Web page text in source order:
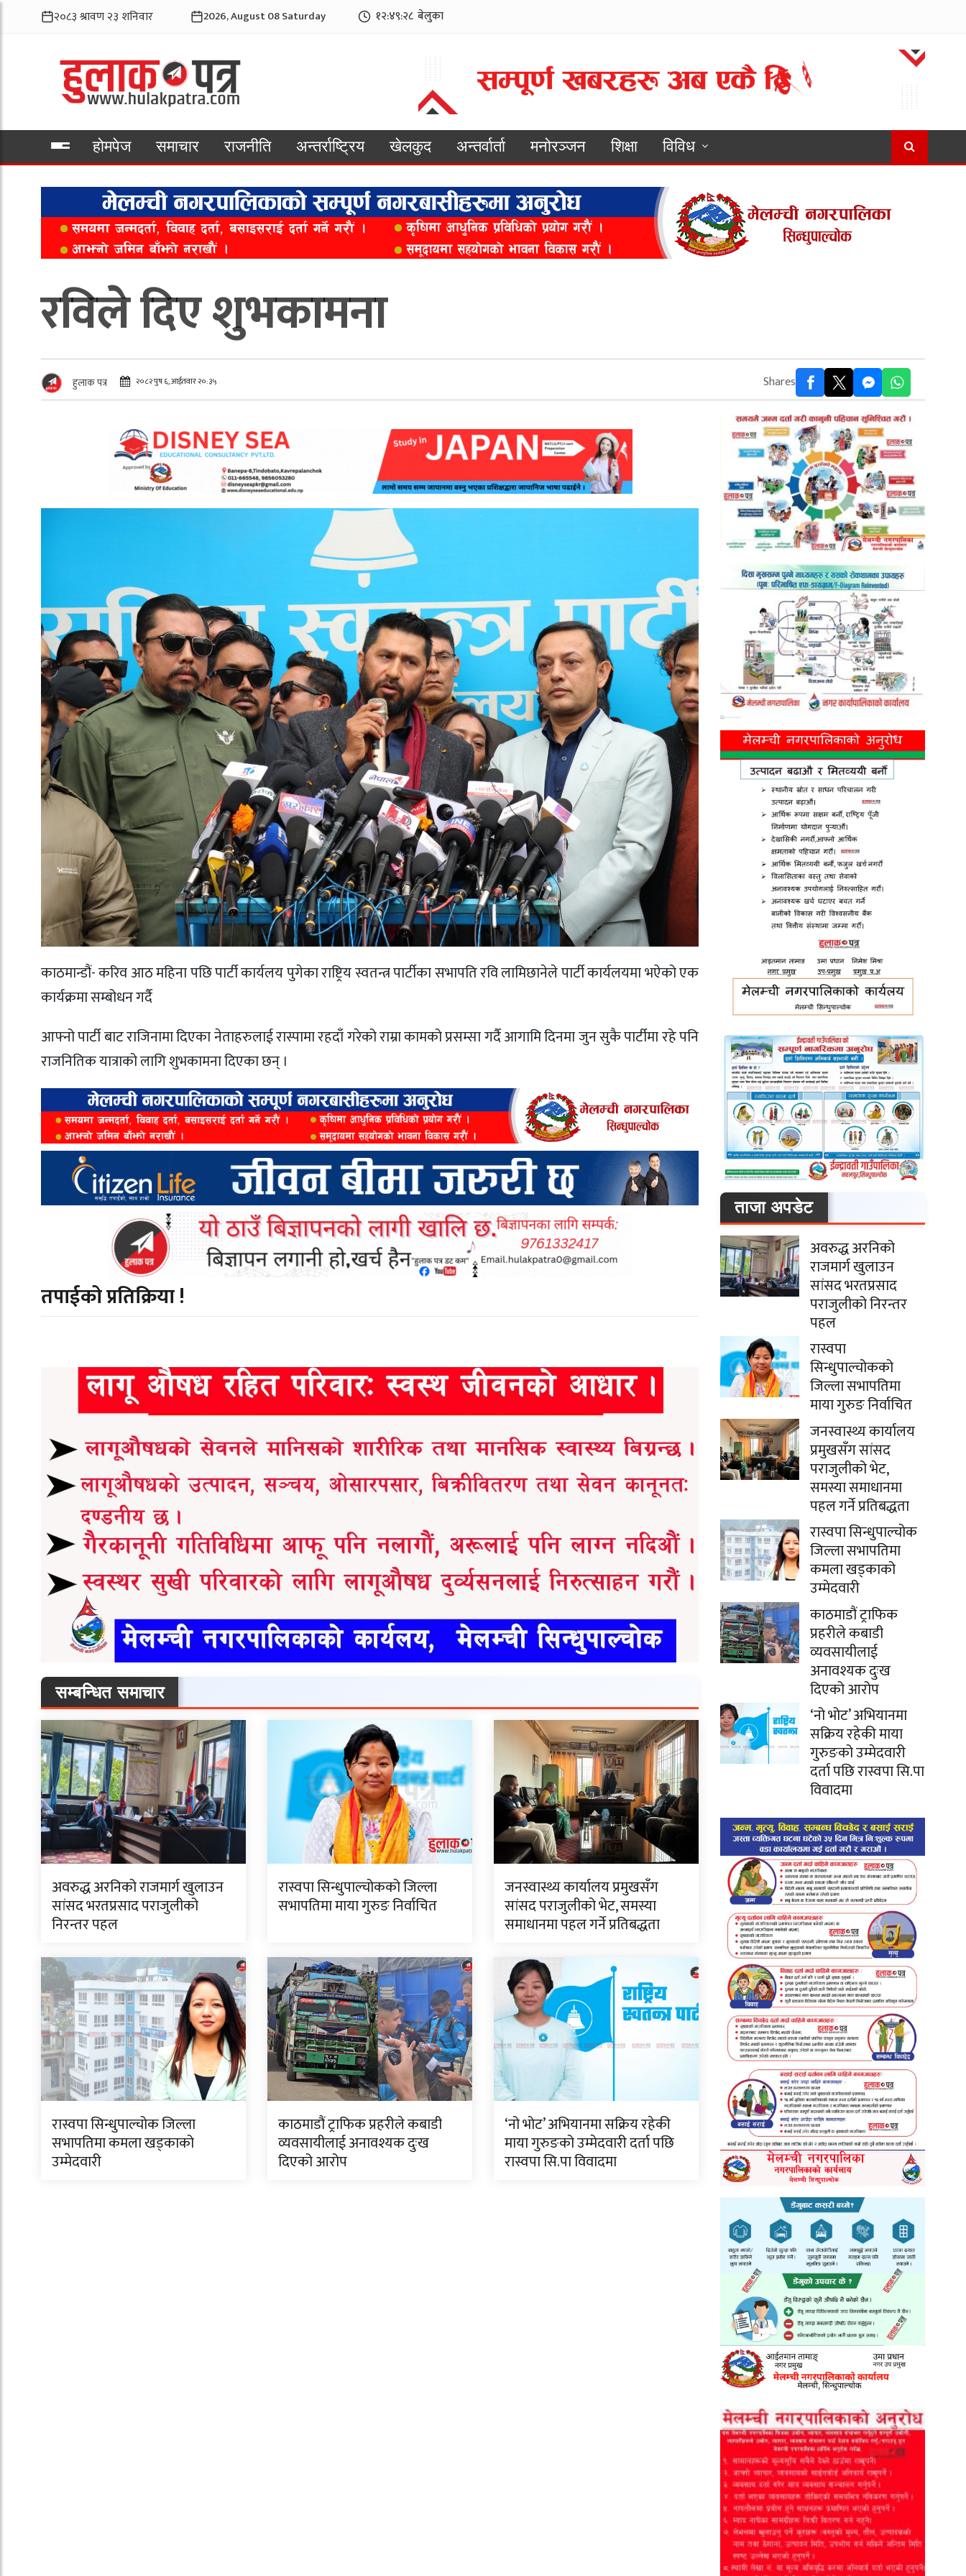
2026, August 08 Saturday १२:४९:३० बेलुका
होमपेज समाचार राजनीति अन्तर्राष्ट्रिय खेलकुद अन्तर्वार्ता मनोरञ्जन शिक्षा
विविध
रविले दिए शुभकामना
हुलाक पत्र २०८२ पुष ६, आईतवार २०:३५ Shares
काठमान्डौं- करिव आठ महिना पछि पार्टी कार्यलय पुगेका राष्ट्रिय स्वतन्त्र पार्टीका सभापति रवि लामिछानेले पार्टी कार्यलयमा भऐको एक
कार्यक्रमा सम्बोधन गर्दै
आफ्नो पार्टी बाट राजिनामा दिएका नेताहरुलाई रास्पामा रहदाँ गरेको राम्रा कामको प्रसम्सा गर्दै आगामि दिनमा जुन सुकै पार्टीमा रहे पनि
राजनितिक यात्राको लागि शुभकामना दिएका छन् ।
तपाईको प्रतिक्रिया !
सम्बन्धित समाचार
अवरुद्ध अरनिको राजमार्ग खुलाउन
सांसद भरतप्रसाद पराजुलीको
निरन्तर पहल
रास्वपा सिन्धुपाल्चोकको जिल्ला
सभापतिमा माया गुरुङ निर्वाचित
जनस्वास्थ्य कार्यालय प्रमुखसँग
सांसद पराजुलीको भेट, समस्या
समाधानमा पहल गर्ने प्रतिबद्धता
रास्वपा सिन्धुपाल्चोक जिल्ला
सभापतिमा कमला खड्काको
उम्मेदवारी
काठमाडौं ट्राफिक प्रहरीले कबाडी
व्यवसायीलाई अनावश्यक दुःख
दिएको आरोप
‘नो भोट’ अभियानमा सक्रिय रहेकी
माया गुरुङको उम्मेदवारी दर्ता पछि
रास्वपा सि.पा विवादमा
ताजा अपडेट
अवरुद्ध अरनिको
राजमार्ग खुलाउन
सांसद भरतप्रसाद
पराजुलीको निरन्तर
पहल
रास्वपा
सिन्धुपाल्चोकको
जिल्ला सभापतिमा
माया गुरुङ निर्वाचित
जनस्वास्थ्य कार्यालय
प्रमुखसँग सांसद
पराजुलीको भेट,
समस्या समाधानमा
पहल गर्ने प्रतिबद्धता
रास्वपा सिन्धुपाल्चोक
जिल्ला सभापतिमा
कमला खड्काको
उम्मेदवारी
काठमाडौं ट्राफिक
प्रहरीले कबाडी
व्यवसायीलाई
अनावश्यक दुःख
दिएको आरोप
‘नो भोट’ अभियानमा
सक्रिय रहेकी माया
गुरुङको उम्मेदवारी
दर्ता पछि रास्वपा सि.पा
विवादमा